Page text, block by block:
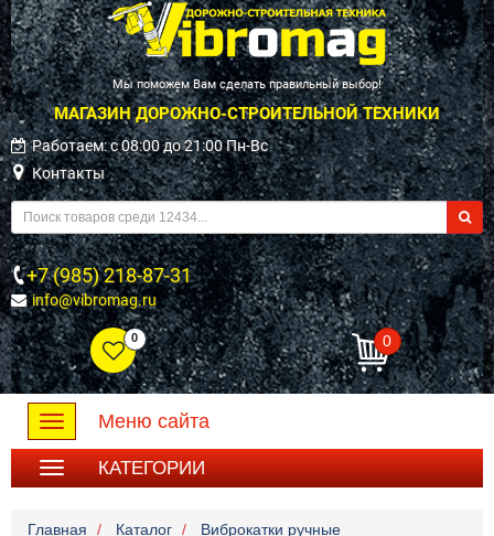
Мы поможем Вам сделать правильный выбор!
МАГАЗИН ДОРОЖНО-СТРОИТЕЛЬНОЙ ТЕХНИКИ
Работаем: c 08:00 до 21:00 Пн-Вс
Контакты
+7 (985) 218-87-31
info@vibromag.ru
0 0
Toggle
navigation
Меню сайта
КАТЕГОРИИ
Главная Каталог
Виброкатки ручные